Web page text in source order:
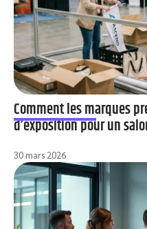
Comment les marques
d’exposition pour un
30 mars 2026